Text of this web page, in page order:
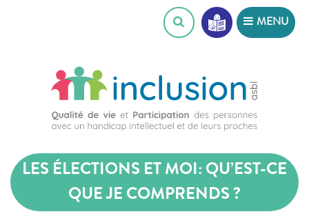
MENU
LES ÉLECTIONS ET MOI: QU’EST-CE
QUE JE COMPRENDS ?